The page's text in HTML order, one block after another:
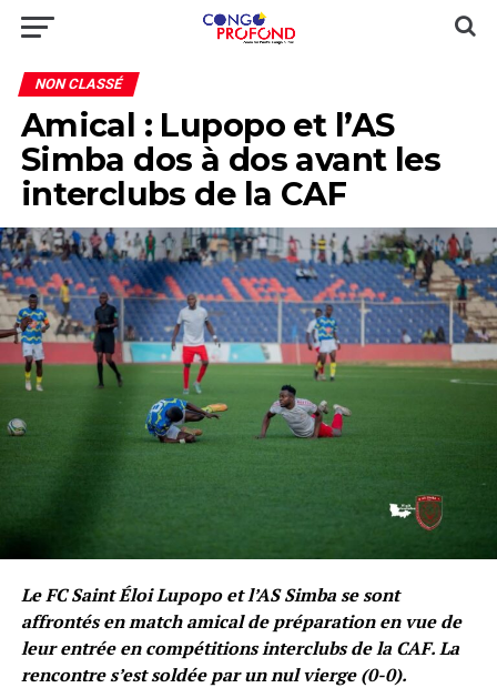
NON CLASSÉ
Amical : Lupopo et l’AS
Simba dos à dos avant les
interclubs de la CAF
Le FC Saint Éloi Lupopo et l’AS Simba se sont
affrontés en match amical de préparation en vue de
leur entrée en compétitions interclubs de la CAF. La
rencontre s’est soldée par un nul vierge (0-0).